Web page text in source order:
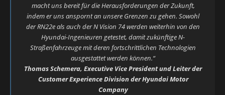
macht uns bereit für die Herausforderungen der Zukunft,
indem er uns anspornt an unsere Grenzen zu gehen. Sowohl
der RN22e als auch der N Vision 74 werden weiterhin von den
Hyundai-Ingenieuren getestet, damit zukünftige N-
Straßenfahrzeuge mit deren fortschrittlichen Technologien
ausgestattet werden können.“
Thomas Schemera, Executive Vice President und Leiter der
Customer Experience Division der Hyundai Motor
Company